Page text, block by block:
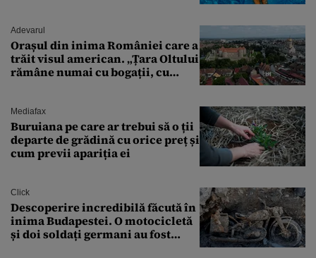
Adevarul
Orașul din inima României care a
trăit visul american. „Țara Oltului
rămâne numai cu bogații, cu
Mediafax
Buruiana pe care ar trebui să o ții
departe de grădină cu orice preț și
cum previi apariția ei
Click
Descoperire incredibilă făcută în
inima Budapestei. O motocicletă
și doi soldați germani au fost